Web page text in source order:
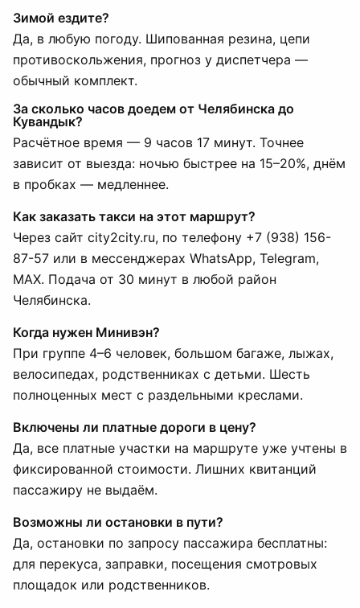
Зимой ездите?
Да, в любую погоду. Шипованная резина, цепи
противоскольжения, прогноз у диспетчера —
обычный комплект.
За сколько часов доедем от Челябинска до
Кувандык?
Расчётное время — 9 часов 17 минут. Точнее
зависит от выезда: ночью быстрее на 15–20%, днём
в пробках — медленнее.
Как заказать такси на этот маршрут?
Через сайт city2city.ru, по телефону +7 (938) 156-
87-57 или в мессенджерах WhatsApp, Telegram,
MAX. Подача от 30 минут в любой район
Челябинска.
Когда нужен Минивэн?
При группе 4–6 человек, большом багаже, лыжах,
велосипедах, родственниках с детьми. Шесть
полноценных мест с раздельными креслами.
Включены ли платные дороги в цену?
Да, все платные участки на маршруте уже учтены в
фиксированной стоимости. Лишних квитанций
пассажиру не выдаём.
Возможны ли остановки в пути?
Да, остановки по запросу пассажира бесплатны:
для перекуса, заправки, посещения смотровых
площадок или родственников.